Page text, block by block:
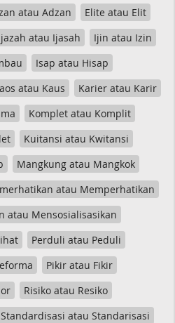
atau Adzan
Elite atau Elit
atau Ijasah
Ijin atau Izin
Isap atau Hisap
atau Kaus
Karier atau Karir
Komplet atau Komplit
Kuitansi atau Kwitansi
Mangkung atau Mangkok
atau Memperhatikan
atau Mensosialisasikan
Perduli atau Peduli
Pikir atau Fikir
Risiko atau Resiko
Standardisasi atau Standarisasi